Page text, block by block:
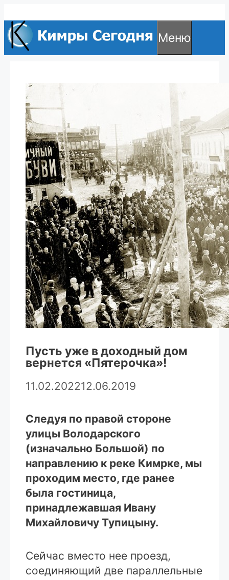
к
содержимому
Меню
Пусть уже в доходный дом
вернется «Пятерочка»!
11.02.202212.06.2019
Следуя по правой стороне
улицы Володарского
(изначально Большой) по
направлению к реке Кимрке, мы
проходим место, где ранее
была гостиница,
принадлежавшая Ивану
Михайловичу Тупицыну.
Сейчас вместо нее проезд,
соединяющий две параллельные